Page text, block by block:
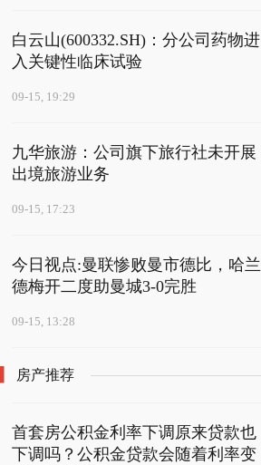
白云山(600332.SH)：分公司药物进
入关键性临床试验
09-15, 19:29
九华旅游：公司旗下旅行社未开展
出境旅游业务
09-15, 17:23
今日视点:曼联惨败曼市德比，哈兰
德梅开二度助曼城3-0完胜
09-15, 13:28
房产推荐
首套房公积金利率下调原来贷款也
下调吗？公积金贷款会随着利率变